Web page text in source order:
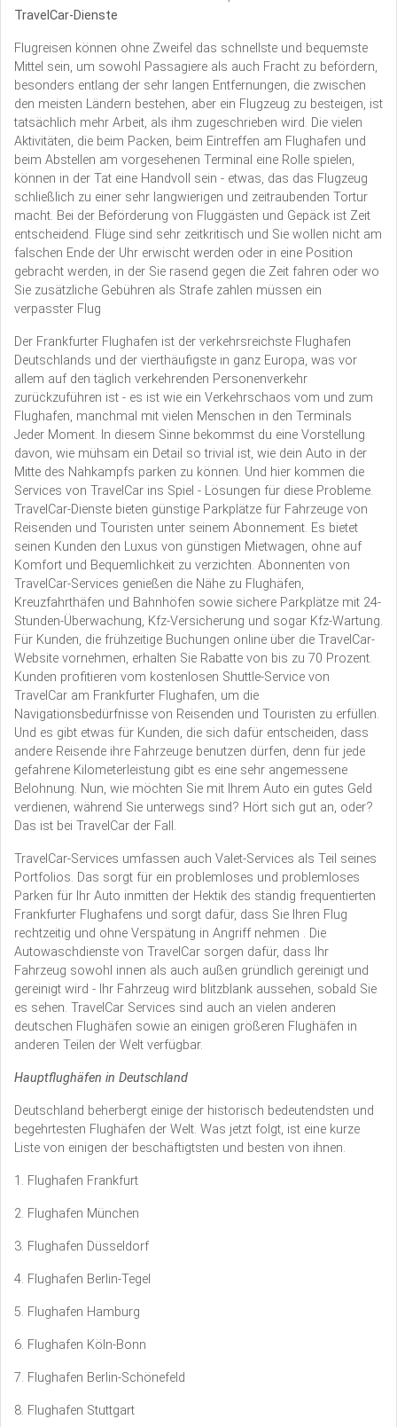
TravelCar-Dienste
Flugreisen können ohne Zweifel das schnellste und bequemste
Mittel sein, um sowohl Passagiere als auch Fracht zu befördern,
besonders entlang der sehr langen Entfernungen, die zwischen
den meisten Ländern bestehen, aber ein Flugzeug zu besteigen, ist
tatsächlich mehr Arbeit, als ihm zugeschrieben wird. Die vielen
Aktivitäten, die beim Packen, beim Eintreffen am Flughafen und
beim Abstellen am vorgesehenen Terminal eine Rolle spielen,
können in der Tat eine Handvoll sein - etwas, das das Flugzeug
schließlich zu einer sehr langwierigen und zeitraubenden Tortur
macht. Bei der Beförderung von Fluggästen und Gepäck ist Zeit
entscheidend. Flüge sind sehr zeitkritisch und Sie wollen nicht am
falschen Ende der Uhr erwischt werden oder in eine Position
gebracht werden, in der Sie rasend gegen die Zeit fahren oder wo
Sie zusätzliche Gebühren als Strafe zahlen müssen ein
verpasster Flug
Der Frankfurter Flughafen ist der verkehrsreichste Flughafen
Deutschlands und der vierthäufigste in ganz Europa, was vor
allem auf den täglich verkehrenden Personenverkehr
zurückzuführen ist - es ist wie ein Verkehrschaos vom und zum
Flughafen, manchmal mit vielen Menschen in den Terminals
Jeder Moment. In diesem Sinne bekommst du eine Vorstellung
davon, wie mühsam ein Detail so trivial ist, wie dein Auto in der
Mitte des Nahkampfs parken zu können. Und hier kommen die
Services von TravelCar ins Spiel - Lösungen für diese Probleme.
TravelCar-Dienste bieten günstige Parkplätze für Fahrzeuge von
Reisenden und Touristen unter seinem Abonnement. Es bietet
seinen Kunden den Luxus von günstigen Mietwagen, ohne auf
Komfort und Bequemlichkeit zu verzichten. Abonnenten von
TravelCar-Services genießen die Nähe zu Flughäfen,
Kreuzfahrthäfen und Bahnhöfen sowie sichere Parkplätze mit 24-
Stunden-Überwachung, Kfz-Versicherung und sogar Kfz-Wartung.
Für Kunden, die frühzeitige Buchungen online über die TravelCar-
Website vornehmen, erhalten Sie Rabatte von bis zu 70 Prozent.
Kunden profitieren vom kostenlosen Shuttle-Service von
TravelCar am Frankfurter Flughafen, um die
Navigationsbedürfnisse von Reisenden und Touristen zu erfüllen.
Und es gibt etwas für Kunden, die sich dafür entscheiden, dass
andere Reisende ihre Fahrzeuge benutzen dürfen, denn für jede
gefahrene Kilometerleistung gibt es eine sehr angemessene
Belohnung. Nun, wie möchten Sie mit Ihrem Auto ein gutes Geld
verdienen, während Sie unterwegs sind? Hört sich gut an, oder?
Das ist bei TravelCar der Fall.
TravelCar-Services umfassen auch Valet-Services als Teil seines
Portfolios. Das sorgt für ein problemloses und problemloses
Parken für Ihr Auto inmitten der Hektik des ständig frequentierten
Frankfurter Flughafens und sorgt dafür, dass Sie Ihren Flug
rechtzeitig und ohne Verspätung in Angriff nehmen . Die
Autowaschdienste von TravelCar sorgen dafür, dass Ihr
Fahrzeug sowohl innen als auch außen gründlich gereinigt und
gereinigt wird - Ihr Fahrzeug wird blitzblank aussehen, sobald Sie
es sehen. TravelCar Services sind auch an vielen anderen
deutschen Flughäfen sowie an einigen größeren Flughäfen in
anderen Teilen der Welt verfügbar.
Hauptflughäfen in Deutschland
Deutschland beherbergt einige der historisch bedeutendsten und
begehrtesten Flughäfen der Welt. Was jetzt folgt, ist eine kurze
Liste von einigen der beschäftigtsten und besten von ihnen.
1. Flughafen Frankfurt
2. Flughafen München
3. Flughafen Düsseldorf
4. Flughafen Berlin-Tegel
5. Flughafen Hamburg
6. Flughafen Köln-Bonn
7. Flughafen Berlin-Schönefeld
8. Flughafen Stuttgart